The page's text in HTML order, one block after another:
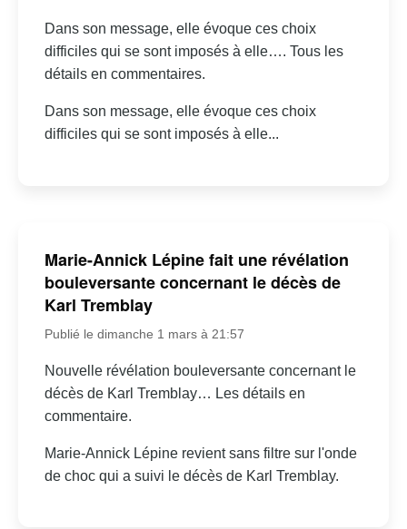
Dans son message, elle évoque ces choix
difficiles qui se sont imposés à elle…. Tous les
détails en commentaires.
Dans son message, elle évoque ces choix
difficiles qui se sont imposés à elle...
Marie-Annick Lépine fait une révélation
bouleversante concernant le décès de
Karl Tremblay
Publié le dimanche 1 mars à 21:57
Nouvelle révélation bouleversante concernant le
décès de Karl Tremblay… Les détails en
commentaire.
Marie-Annick Lépine revient sans filtre sur l'onde
de choc qui a suivi le décès de Karl Tremblay.